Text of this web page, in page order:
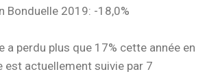
Bonduelle 2019: -18,0%
a perdu plus que 17% cette année en
est actuellement suivie par 7